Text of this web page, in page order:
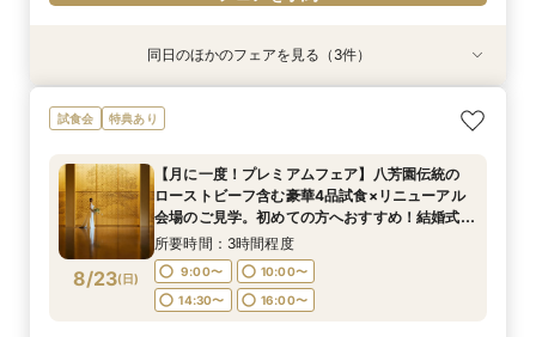
特典あり
8/22(土)
"気軽に見学"基本相談会
9:00〜
10:00〜
14:30〜
16:00〜
フェアを予約
特典あり
8/22(土)
【ご結婚が決まったばかりのおふたりへ 】「お
顔合わせ」から結婚式当日までトータルサポート
&絶品ローストビーフの豪華試食会付フェア
所要時間：3時間程度
9:00〜
10:00〜
14:30〜
16:00〜
フェアを予約
特典あり
8/22(土)
【時期・招待人数何も決まってなくてもOK 創業
80年の八芳園がおふたりをフルサポート】豪華
所要時間：3時間程度
9:00〜
10:00〜
14:30〜
16:00〜
フェアを予約
同日のほかのフェアを見る（3件）
試食会 特典あり
8/23(日)
【月に一度！プレミアムフェア】八芳園伝統の
ローストビーフ含む豪華4品試食×リニューアル
会場のご見学。初めての方へおすすめ！結婚式イ
メージが膨らむ相談会
所要時間：3時間程度
9:00〜
10:00〜
14:30〜
16:00〜